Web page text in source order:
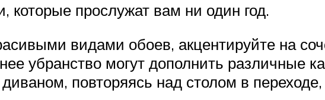
которые прослужат вам ни один год.
видами обоев, акцентируйте на
убранство могут дополнить различные
повторяясь над столом в